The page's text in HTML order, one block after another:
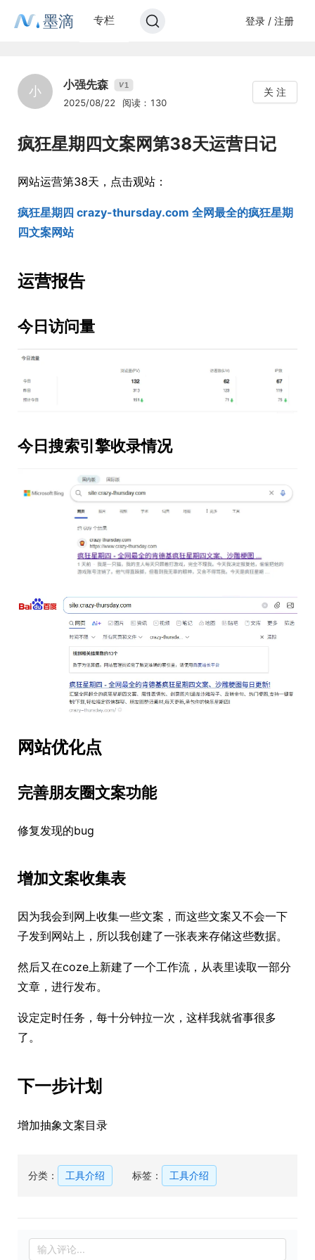
墨滴 专栏 登录 / 注册
小 小强先森 V1
2025/08/22 阅读：130
关 注
疯狂星期四文案网第38天运营日记
网站运营第38天，点击观站：
疯狂星期四 crazy-thursday.com 全网最全的疯狂星期
四文案网站
运营报告
今日访问量
今日搜索引擎收录情况
网站优化点
完善朋友圈文案功能
修复发现的bug
增加文案收集表
因为我会到网上收集一些文案，而这些文案又不会一下
子发到网站上，所以我创建了一张表来存储这些数据。
然后又在coze上新建了一个工作流，从表里读取一部分
文章，进行发布。
设定定时任务，每十分钟拉一次，这样我就省事很多
了。
下一步计划
增加抽象文案目录
分类： 工具介绍 标签： 工具介绍